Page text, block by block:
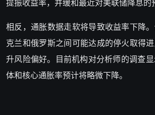
相反，通胀数据走软将导致收益率下降
克兰和俄罗斯之间可能达成的停火取得
升风险偏好。目前机构对分析师的调查
体和核心通胀率预计将略微下降。